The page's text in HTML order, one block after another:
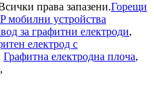
права запазени.Горещи
мобилни устройства
за графитни електроди,
електрод с
Графитна електродна плоча,
,